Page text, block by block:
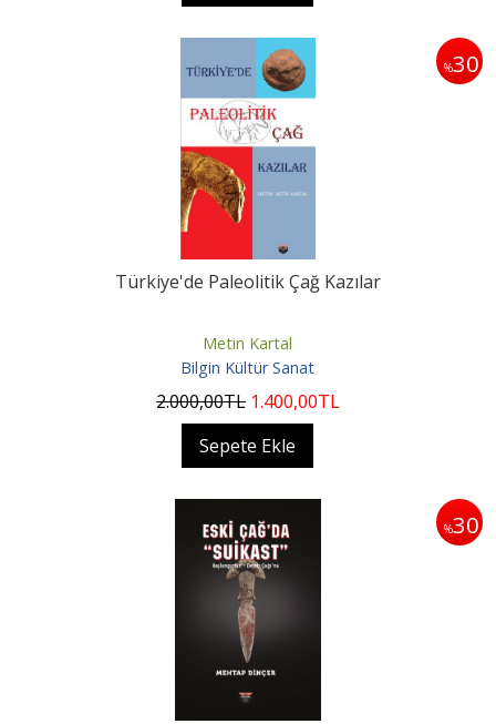
%30
Türkiye'de Paleolitik Çağ Kazılar
Metin Kartal
Bilgin Kültür Sanat
2.000,00TL 1.400,00TL
Sepete Ekle
%30